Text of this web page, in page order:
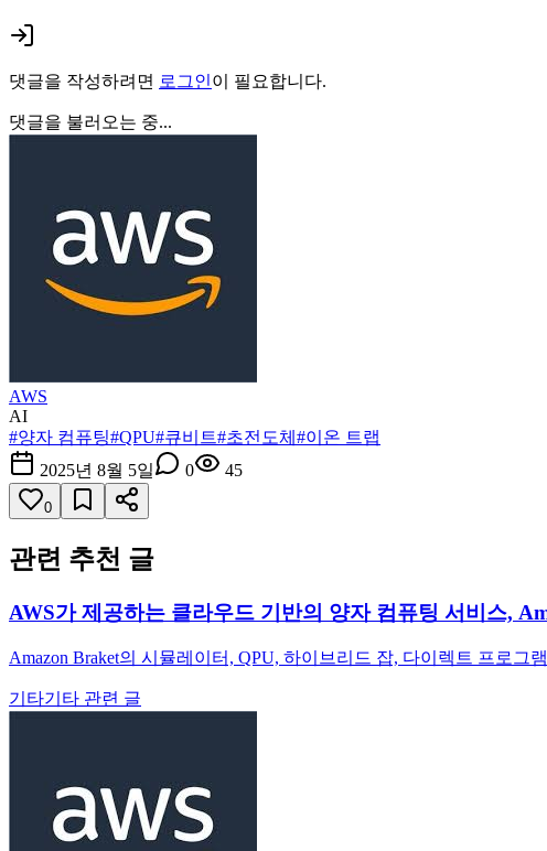
댓글을 작성하려면 로그인이 필요합니다.
댓글을 불러오는 중...
AWS
AI
#양자 컴퓨팅#QPU#큐비트#초전도체 #이온 트랩
2025년 8월 5일
0 45
0
관련 추천 글
AWS가 제공하는 클라우드 기반의 양자 컴퓨팅 서비스,
Amazon Braket의 시뮬레이터, QPU, 하이브리드 잡, 다이렉트 프로
기타기타 관련 글